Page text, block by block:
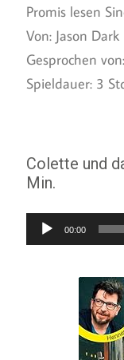
Promis lesen
Von: Jason Dark
Gesprochen
Spieldauer: 3
Colette und
Min.
Audio-
Player
00:00